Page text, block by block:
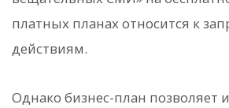
платных планах относится к
действиям.
Однако бизнес-план позволяет